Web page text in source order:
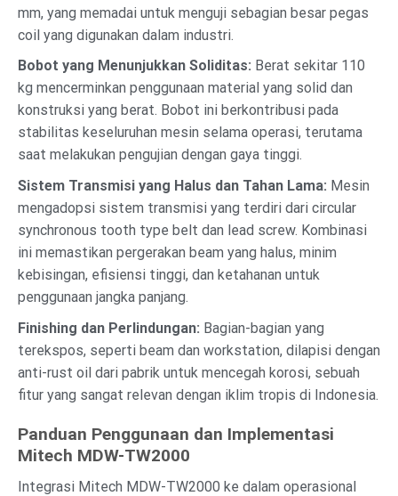
mm, yang memadai untuk menguji sebagian besar pegas
coil yang digunakan dalam industri.
Bobot yang Menunjukkan Soliditas: Berat sekitar 110
kg mencerminkan penggunaan material yang solid dan
konstruksi yang berat. Bobot ini berkontribusi pada
stabilitas keseluruhan mesin selama operasi, terutama
saat melakukan pengujian dengan gaya tinggi.
Sistem Transmisi yang Halus dan Tahan Lama: Mesin
mengadopsi sistem transmisi yang terdiri dari circular
synchronous tooth type belt dan lead screw. Kombinasi
ini memastikan pergerakan beam yang halus, minim
kebisingan, efisiensi tinggi, dan ketahanan untuk
penggunaan jangka panjang.
Finishing dan Perlindungan: Bagian-bagian yang
terekspos, seperti beam dan workstation, dilapisi dengan
anti-rust oil dari pabrik untuk mencegah korosi, sebuah
fitur yang sangat relevan dengan iklim tropis di Indonesia.
Panduan Penggunaan dan Implementasi
Mitech MDW-TW2000
Integrasi Mitech MDW-TW2000 ke dalam operasional